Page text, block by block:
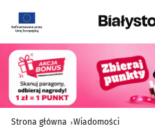
Strona główna Wiadomości